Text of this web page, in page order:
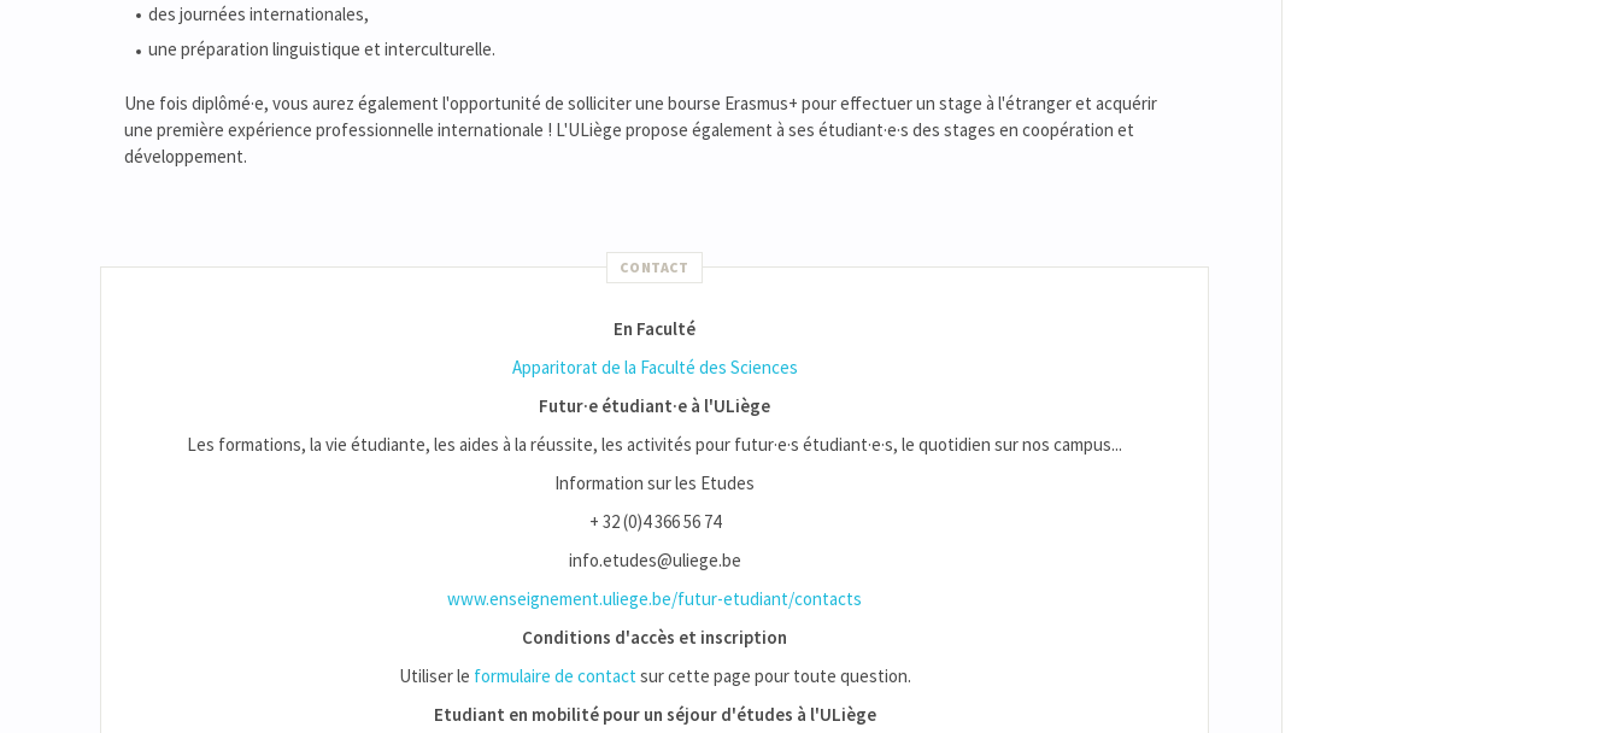
des journées internationales,
une préparation linguistique et interculturelle.
Une fois diplômé·e, vous aurez également l'opportunité de solliciter une bourse Erasmus+ pour effectuer un stage à l'étranger et acquérir
une première expérience professionnelle internationale ! L'ULiège propose également à ses étudiant·e·s des stages en coopération et
développement.
CONTACT
En Faculté
Apparitorat de la Faculté des Sciences
Futur·e étudiant·e à l'ULiège
Les formations, la vie étudiante, les aides à la réussite, les activités pour futur·e·s étudiant·e·s, le quotidien sur nos campus...
Information sur les Etudes
+ 32 (0)4 366 56 74
info.etudes@uliege.be
www.enseignement.uliege.be/futur-etudiant/contacts
Conditions d'accès et inscription
Utiliser le formulaire de contact sur cette page pour toute question.
Etudiant en mobilité pour un séjour d'études à l'ULiège